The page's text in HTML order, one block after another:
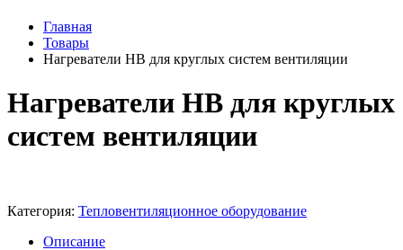
Главная
Товары
Нагреватели НВ для круглых систем вентиляции
Нагреватели НВ для круглых
систем вентиляции
Категория: Тепловентиляционное оборудование
Описание